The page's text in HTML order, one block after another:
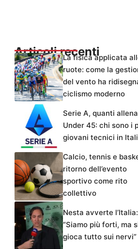
Articoli recenti
La fisica applicata
ruote: come la
del vento ha
ciclismo moderno
Serie A, quanti
Under 45: chi sono i
giovani tecnici in
Calcio, tennis e
ritorno dell’evento
sportivo come rito
collettivo
Nesta avverte l’Italia:
“Siamo più forti, ma
gioca tutto sui nervi”